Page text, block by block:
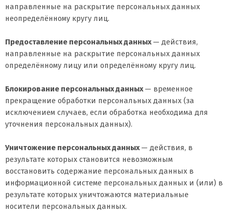
направленные на раскрытие персональных данных
неопределённому кругу лиц.
Предоставление персональных данных— действия,
направленные на раскрытие персональных данных
определённому лицу или определённому кругу лиц.
Блокирование персональных данных— временное
прекращение обработки персональных данных (за
исключением случаев, если обработка необходима для
уточнения персональных данных).
Уничтожение персональных данных— действия, в
результате которых становится невозможным
восстановить содержание персональных данных в
информационной системе персональных данных и (или) в
результате которых уничтожаются материальные
носители персональных данных.